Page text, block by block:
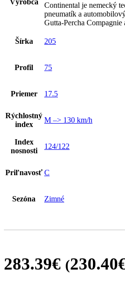
Výrobca
Continental je nemecký
pneumatík a
Gutta-Percha
Šírka 205
Profil 75
Priemer 17.5
Rýchlostný
index
M –> 130 km/h
Index
nosnosti
124/122
Priľnavosť C
Sezóna Zimné
283.39€ (230.40